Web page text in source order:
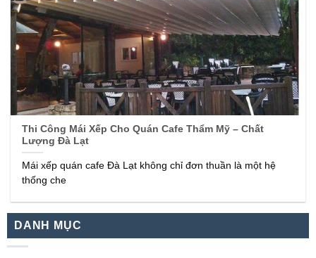
Thi Công Mái Xếp Cho Quán Cafe Thẩm Mỹ – Chất
Lượng Đà Lạt
Mái xếp quán cafe Đà Lạt không chỉ đơn thuần là một hệ
thống che
DANH MỤC